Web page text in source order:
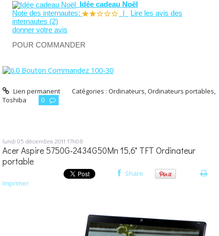
Idée cadeau Noël
Note des internautes:
Lire les avis des
internautes (2)
donner votre avis
POUR COMMANDER
Lien permanent Catégories :Ordinateurs,Ordinateurs portables,
Toshiba
0
lundi 05 décembre 2011 17h08
Acer Aspire 5750G-2434G50Mn 15,6" TFT Ordinateur
portable
Share
Imprimer